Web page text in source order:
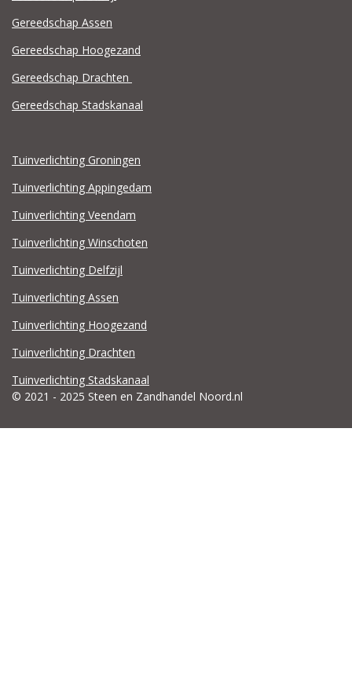
Gereedschap Assen
Gereedschap Hoogezand
Gereedschap Drachten
Gereedschap Stadskanaal
Tuinverlichting Groningen
Tuinverlichting Appingedam
Tuinverlichting Veendam
Tuinverlichting Winschoten
Tuinverlichting Delfzijl
Tuinverlichting Assen
Tuinverlichting Hoogezand
Tuinverlichting Drachten
Tuinverlichting Stadskanaal
© 2021 - 2025 Steen en Zandhandel Noord.nl